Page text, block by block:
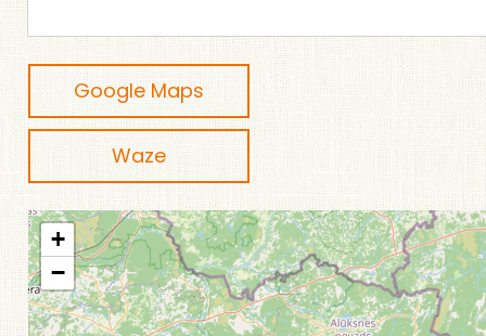
Google Maps
Waze
+
−